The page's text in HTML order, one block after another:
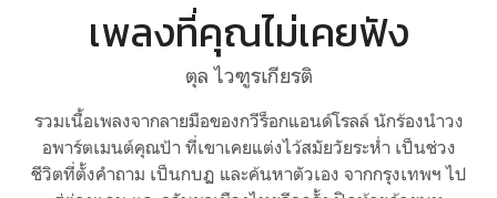
เพลงที่คุณไม่เคยฟัง
ตุล ไวฑูรเกียรติ
รวมเนื้อเพลงจากลายมือของกวีร็อกแอนด์โรลล์ นักร้องนำวง
อพาร์ตเมนต์คุณป้า ที่เขาเคยแต่งไว้สมัยวัยระห่ำ เป็นช่วง
ชีวิตที่ตั้งคำถาม เป็นกบฏ และค้นหาตัวเอง จากกรุงเทพฯ ไป